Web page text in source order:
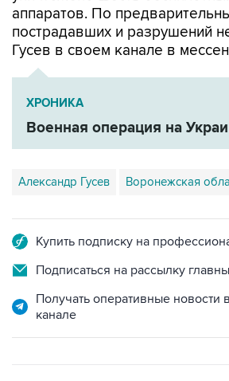
аппаратов. По
пострадавших и разрушений
Гусев в своем канале в
ХРОНИКА
Военная операция на
Александр Гусев Воронежская
Купить подписку на
Подписаться на рассылку
Получать оперативные новости
канале